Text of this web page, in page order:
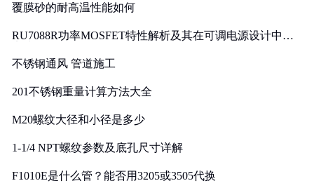
覆膜砂的耐高温性能如何
RU7088R功率MOSFET特性解析及其在可调电源设计中的
不锈钢通风 管道施工
201不锈钢重量计算方法大全
M20螺纹大径和小径是多少
1-1/4 NPT螺纹参数及底孔尺寸详解
F1010E是什么管？能否用3205或3505代换